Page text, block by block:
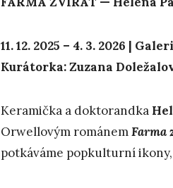
11. 12. 2025 – 4. 3. 2026 |
Kurátorka: Zuzana
Keramička a doktorandka
Orwellovým románemFarma
potkáváme popkulturní